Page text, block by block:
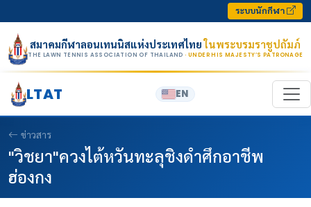
ระบบนักกีฬา
สมาคมกีฬาลอนเทนนิสแห่งประเทศไทยในพระบรมราชูปถัมภ์
THE LAWN TENNIS ASSOCIATION OF THAILAND · UNDER HIS MAJESTY’S PATRONAGE
LTAT EN
ข่าวสาร
"วิชยา"ควงไต้หวันทะลุชิงดำศึกอาชีพ
ฮ่องกง